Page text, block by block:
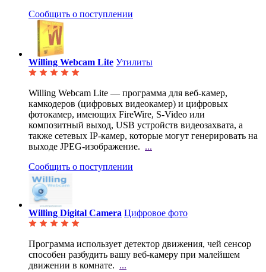
Сообщить о поступлении
Willing Webcam Lite Утилиты
Willing Webcam Lite — программа для веб-камер,
камкодеров (цифровых видеокамер) и цифровых
фотокамер, имеющих FireWire, S-Video или
композитный выход, USB устройств видеозахвата, а
также сетевых IP-камер, которые могут генерировать на
выходе JPEG-изображение. ...
Сообщить о поступлении
Willing Digital Camera Цифровое фото
Программа использует детектор движения, чей сенсор
способен разбудить вашу веб-камеру при малейшем
движении в комнате. ...